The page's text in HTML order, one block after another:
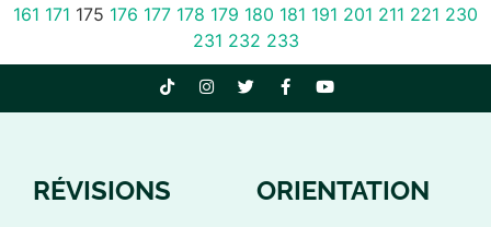
161 171 175 176 177 178 179 180 181 191 201 211 221 230
231 232 233
RÉVISIONS ORIENTATION